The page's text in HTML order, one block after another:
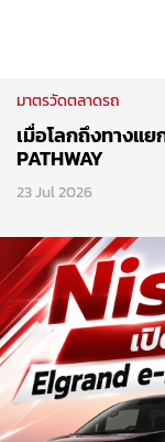
มาตรวัดตลาดรถ
เมื่อโลกถึงทางแย
PATHWAY
23 Jul 2026